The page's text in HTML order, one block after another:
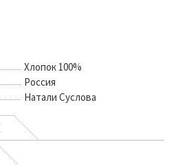
Хлопок 100%
Россия
Натали Суслова